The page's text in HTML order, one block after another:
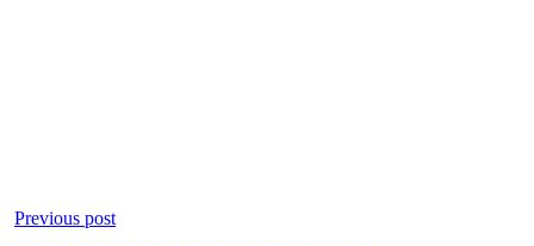
Previous post